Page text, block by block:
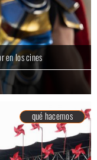
en los cines
qué hacemos